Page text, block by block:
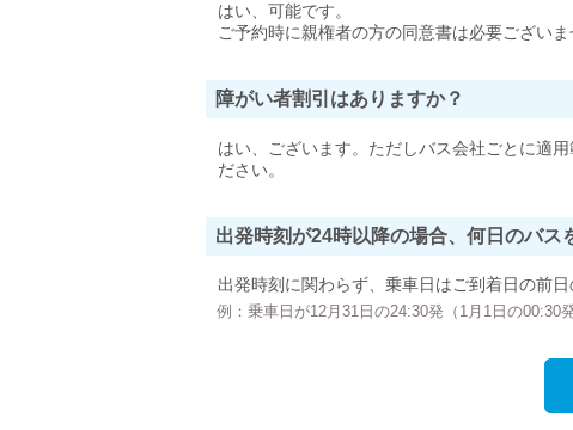
はい、可能です。
ご予約時に親権者の方の同意書は必要ござい
障がい者割引はありますか？
はい、ございます。ただしバス会社ごとに適
ださい。
出発時刻が24時以降の場合、何日のバス
出発時刻に関わらず、乗車日はご到着日の前日
例：乗車日が12月31日の24:30発（1月1日の00:30